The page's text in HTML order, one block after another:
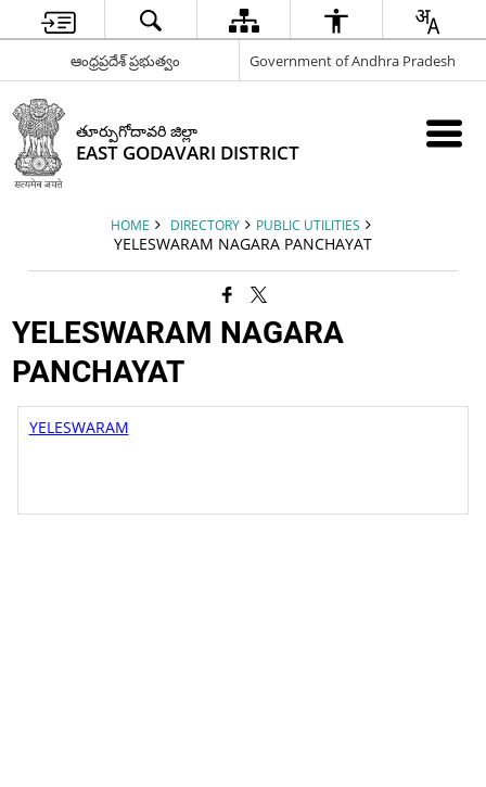
ఆంధ్రప్రదేశ్ ప్రభుత్వం Government of Andhra Pradesh
తూర్పుగోదావరి జిల్లా
EAST GODAVARI DISTRICT
HOME DIRECTORY PUBLIC UTILITIES
YELESWARAM NAGARA PANCHAYAT
YELESWARAM NAGARA
PANCHAYAT
YELESWARAM